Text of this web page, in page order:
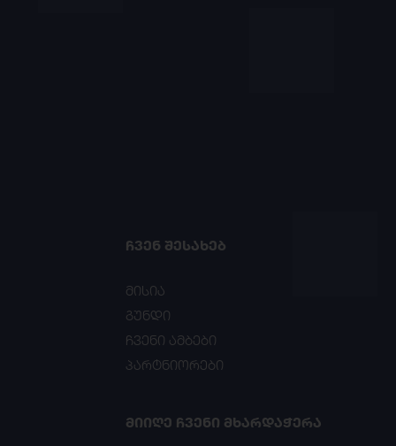
ᲩᲕᲔᲜ ᲨᲔᲡᲐᲮᲔᲑ
მისია
გუნდი
ჩვენი ამბები
პარტნიორები
ᲛᲘᲘᲦᲔ ᲩᲕᲔᲜᲘ ᲛᲮᲐᲠᲓᲐᲭᲔᲠᲐ